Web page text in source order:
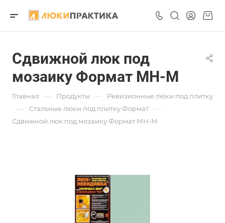
Сдвижной люк под
мозаику Формат МН-М
Главная — Продукты — Ревизионные люки под плитку
— Стальные люки под плитку Формат —
Сдвижной люк под мозаику Формат МН-М